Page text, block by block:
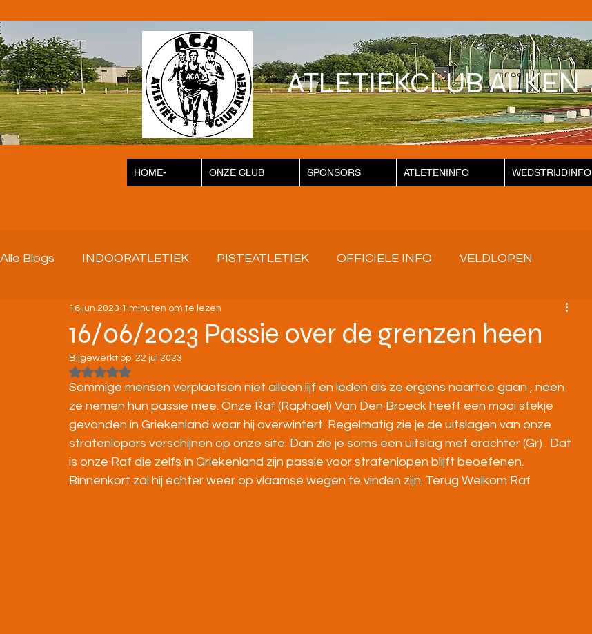
ATLETIEKCLUB ALKEN
HOME- ONZE CLUB SPONSORS ATLETENINFO WEDSTRIJDINFO
Alle Blogs INDOORATLETIEK PISTEATLETIEK OFFICIELE INFO VELDLOPEN
STRATENLOPEN JEUGD/ONDERBOUW
KAMPIOENSCHAPPEN
16/06/2023 Passie over de grenzen heen
16 jun 2023 1 minuten om te lezen
Bijgewerkt op: 22 jul 2023
Beoordeeld met NaN uit 5 sterren.
Sommige mensen verplaatsen niet alleen lijf en leden als ze ergens naartoe gaan , neen
ze nemen hun passie mee. Onze Raf (Raphael) Van Den Broeck heeft een mooi stekje
gevonden in Griekenland waar hij overwintert. Regelmatig zie je de uitslagen van onze
stratenlopers verschijnen op onze site. Dan zie je soms een uitslag met erachter (Gr) . Dat
is onze Raf die zelfs in Griekenland zijn passie voor stratenlopen blijft beoefenen.
Binnenkort zal hij echter weer op vlaamse wegen te vinden zijn. Terug Welkom Raf